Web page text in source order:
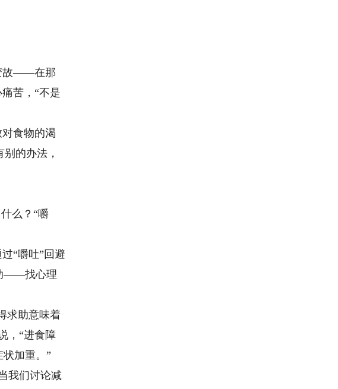
故——在那
苦，“不是
食物的渴
的办法，
么？“嚼
“嚼吐”回避
——找心理
求助意味着
，“进食障
加重。”
我们讨论减